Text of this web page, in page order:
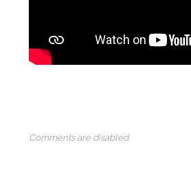
Comments are disabled.